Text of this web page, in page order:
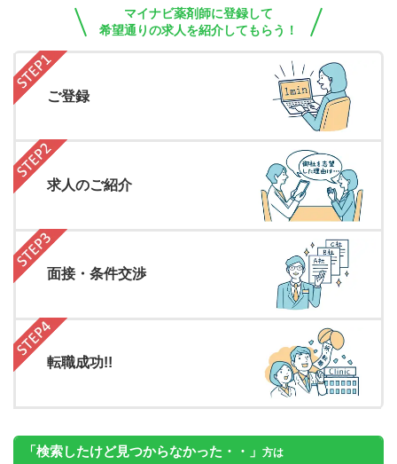
マイナビ薬剤師に登録して
希望通りの求人を紹介してもらう！
ご登録
求人のご紹介
面接・条件交渉
転職成功!!
「検索したけど見つからなかった・・」 方は